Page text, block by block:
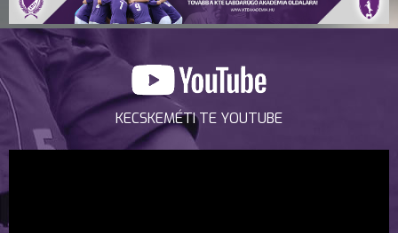
KECSKEMÉTI TE YOUTUBE